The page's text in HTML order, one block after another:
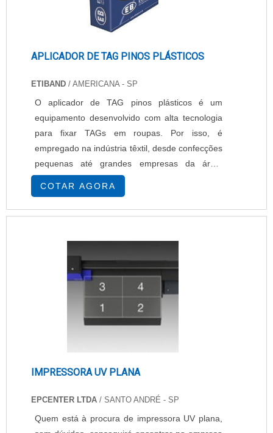
APLICADOR DE TAG PINOS PLÁSTICOS
ETIBAND / AMERICANA - SP
O aplicador de TAG pinos plásticos é um
equipamento desenvolvido com alta tecnologia
para fixar TAGs em roupas. Por isso, é
empregado na indústria têxtil, desde confecções
pequenas até grandes empresas da área.
Devido à sua versatilidade, o aplicador de TAG
também é empregado para a fixação de pinos
de metal, sendo ambos os tipos de pinos
IMPORTANTES SOBRE A FUNCIONALIDADE
DO PRODUTOO aplicador de TAG em pinos
plásticos oferece a vantagem de fixar as TAG de
COTAR AGORA
IMPRESSORA UV PLANA
EPCENTER LTDA / SANTO ANDRÉ - SP
Quem está à procura de impressora UV plana,